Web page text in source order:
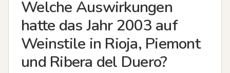
Welche Auswirkungen
hatte das Jahr 2003 auf
Weinstile in Rioja, Piemont
und Ribera del Duero?